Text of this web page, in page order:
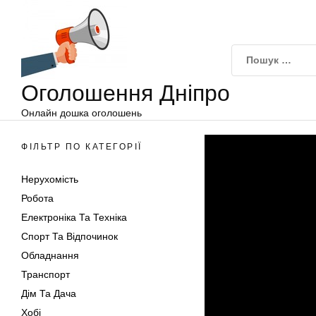
Оголошення Дніпро
Онлайн дошка оголошень
ФІЛЬТР ПО КАТЕГОРІЇ
Нерухомість
Робота
Електроніка Та Техніка
Спорт Та Відпочинок
Обладнання
Транспорт
Дім Та Дача
Хобі